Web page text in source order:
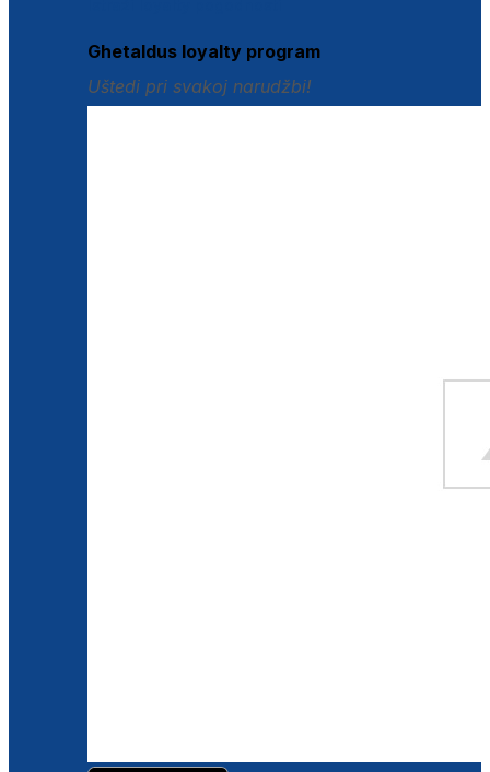
Ghetaldus loyalty program
Uštedi pri svakoj narudžbi!